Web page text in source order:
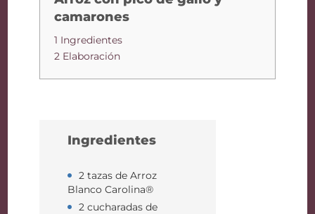
camarones
1 Ingredientes
2 Elaboración
Ingredientes
2 tazas de Arroz
Blanco Carolina®
2 cucharadas de